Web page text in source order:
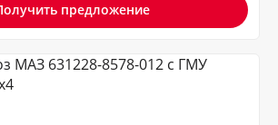
предложение